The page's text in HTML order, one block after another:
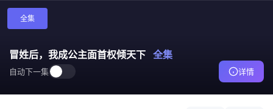
全集
冒姓后，我成公主面首权倾天下 全集
自动下一集 详情